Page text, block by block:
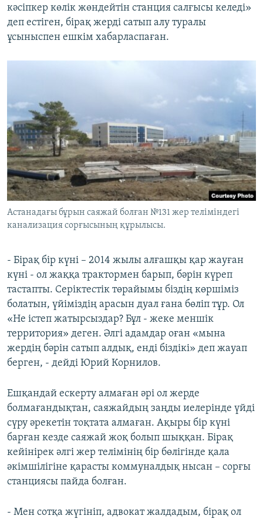
кәсіпкер көлік жөндейтін станция салғысы келеді»
деп естіген, бірақ жерді сатып алу туралы
ұсыныспен ешкім хабарласпаған.
Астанадағы бұрын саяжай болған №131 жер теліміндегі
канализация сорғысының құрылысы.
- Бірақ бір күні – 2014 жылы алғашқы қар жауған
күні - ол жаққа трактормен барып, бәрін күреп
тастапты. Серіктестік төрайымы біздің көршіміз
болатын, үйіміздің арасын дуал ғана бөліп тұр. Ол
«Не істеп жатырсыздар? Бұл - жеке меншік
территория» деген. Әлгі адамдар оған «мына
жердің бәрін сатып алдық, енді біздікі» деп жауап
берген, - дейді Юрий Корнилов.
Ешқандай ескерту алмаған әрі ол жерде
болмағандықтан, саяжайдың заңды иелерінде үйді
сүру әрекетін тоқтата алмаған. Ақыры бір күні
барған кезде саяжай жоқ болып шыққан. Бірақ
кейінірек әлгі жер телімінің бір бөлігінде қала
әкімшілігіне қарасты коммуналдық нысан – сорғы
станциясы пайда болған.
- Мен сотқа жүгініп, адвокат жалдадым, бірақ ол